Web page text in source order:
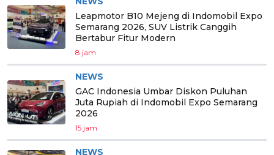
Leapmotor B10 Mejeng di Indomobil Expo
Semarang 2026, SUV Listrik Canggih
Bertabur Fitur Modern
8 jam
NEWS
GAC Indonesia Umbar Diskon Puluhan
Juta Rupiah di Indomobil Expo Semarang
2026
15 jam
NEWS